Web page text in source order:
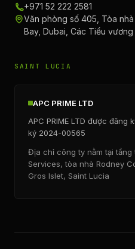
+971 52 222 2581
Văn phòng số 405, Tòa
Bay, Dubai, Các Tiểu
SAINT LUCIA
APC PRIME LTD
APC PRIME LTD được đăng
ký 2024-00565
Địa chỉ công ty nằm tại
Services, tòa nhà Rodney
Gros Islet, Saint Lucia